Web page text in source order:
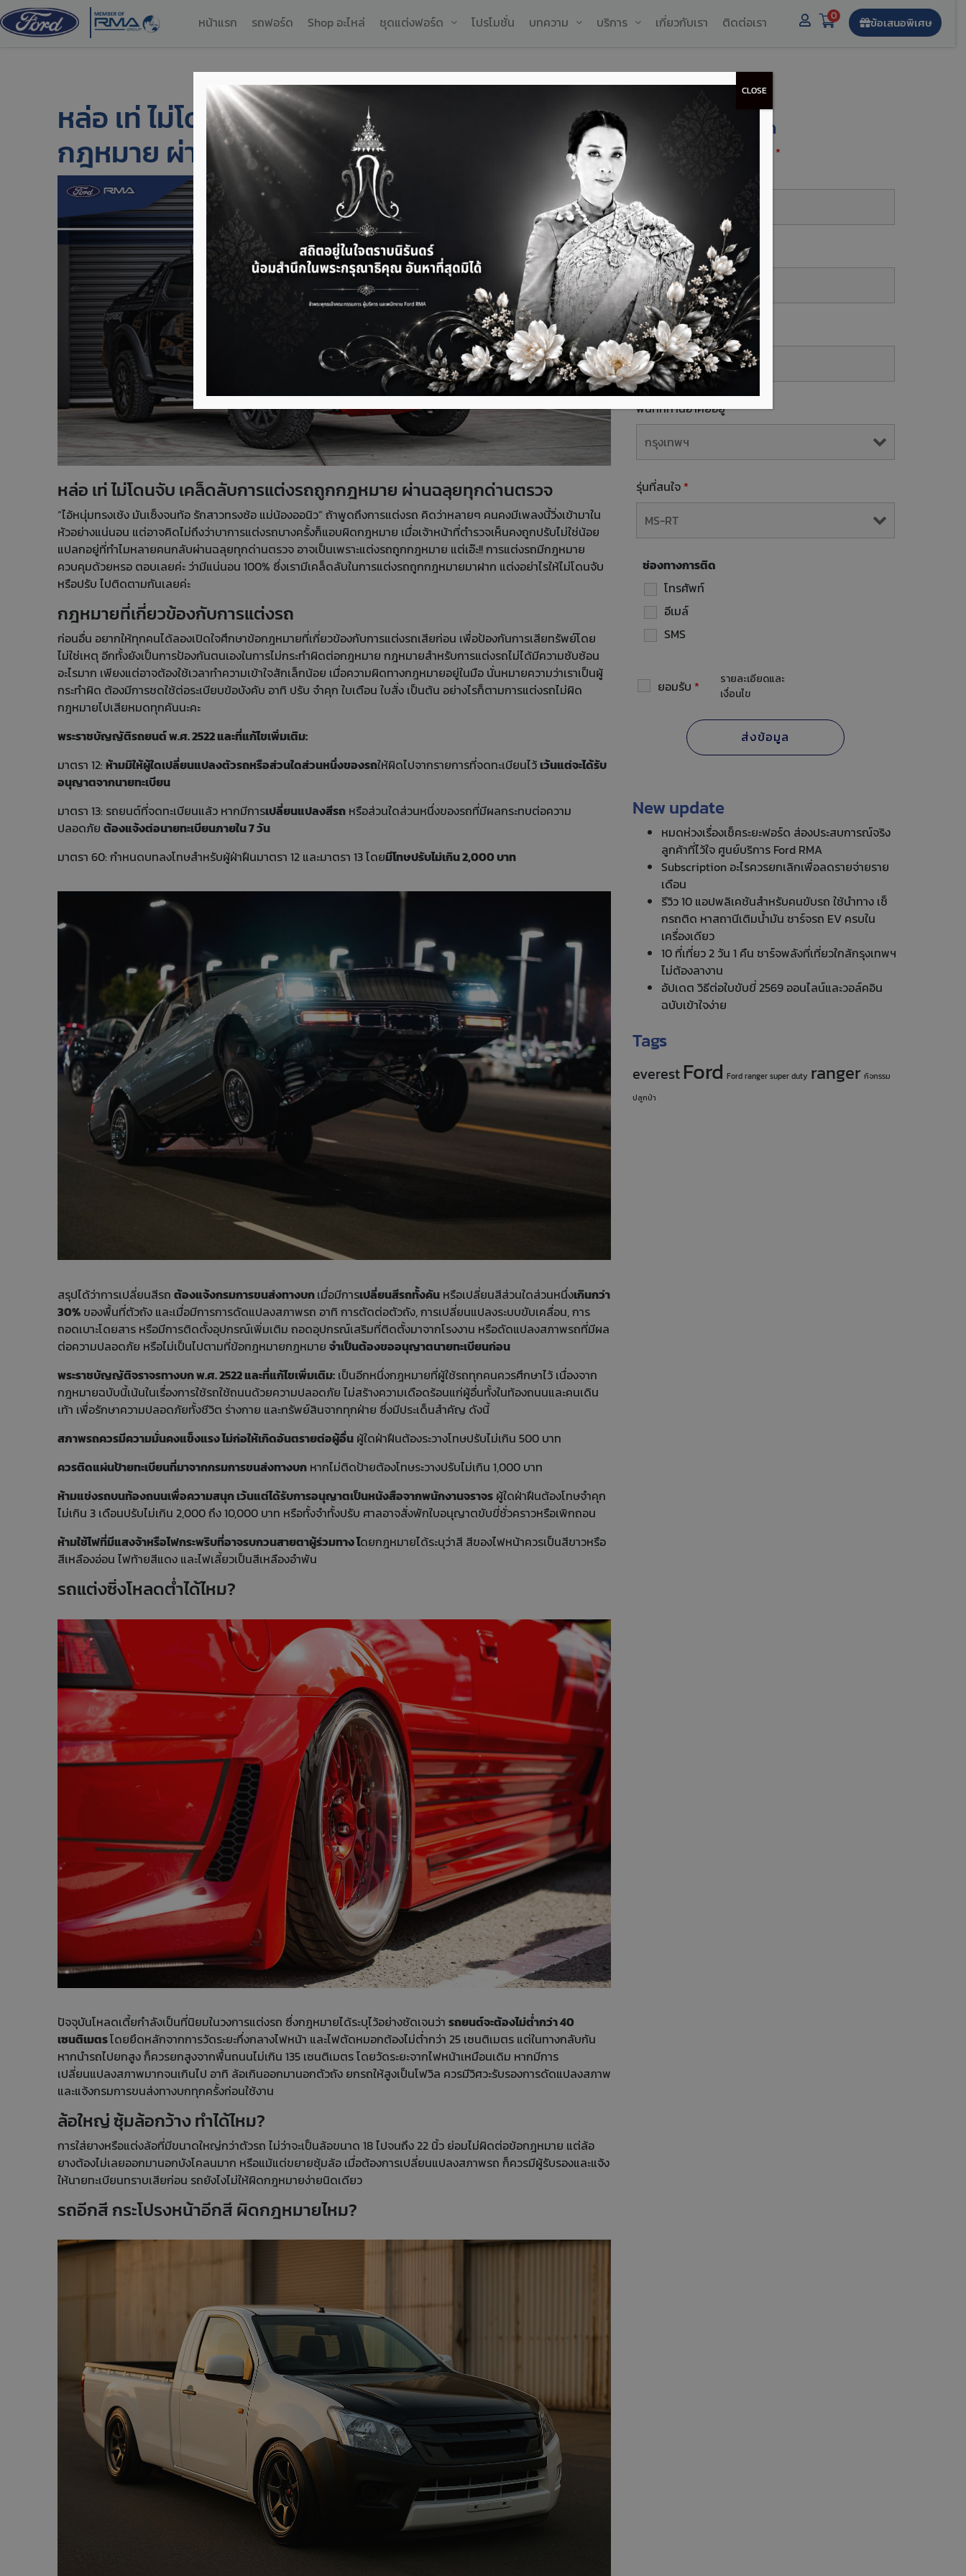
หน้าแรก รถฟอร์ด Shop อะไหล่ ชุดแต่งฟอร์ด โปรโมชั่น บทความ บริการ เกี่ยวกับเรา ติดต่อเรา 0 ข้อเสนอพิเศษ
หล่อ เท่ ไม่โดนจับ เคล็ดลับการแต่งรถถูก
กฎหมาย ผ่านฉลุยทุกด่านตรวจ
หล่อ เท่ ไม่โดนจับ เคล็ดลับการแต่งรถถูกกฎหมาย ผ่านฉลุยทุกด่านตรวจ
“ไอ้หนุ่มทรงเช้ง มันเซ็งจนท้อ รักสาวทรงซ้อ แม่น้องออนิว” ถ้าพูดถึงการแต่งรถ คิดว่าหลายๆ คนคงมีเพลงนี้วิ่งเข้ามาใน
หัวอย่างแน่นอน แต่อาจคิดไม่ถึงว่าบาการแต่งรถบางครั้งก็แอบผิดกฎหมาย เมื่อเจ้าหน้าที่ตำรวจเห็นคงถูกปรับไม่ใช่น้อย
แปลกอยู่ที่ทำไมหลายคนกลับผ่านฉลุยทุกด่านตรวจ อาจเป็นเพราะแต่งรถถูกกฎหมาย แต่เอ๊ะ!! การแต่งรถมีกฎหมาย
ควบคุมด้วยหรอ ตอบเลยค่ะ ว่ามีแน่นอน 100% ซึ่งเรามีเคล็ดลับในการแต่งรถถูกกฎหมายมาฝาก แต่งอย่าไรให้ไม่โดนจับ
หรือปรับ ไปติดตามกันเลยค่ะ
กฎหมายที่เกี่ยวข้องกับการแต่งรถ
ก่อนอื่น อยากให้ทุกคนได้ลองเปิดใจศึกษาข้อกฎหมายที่เกี่ยวข้องกับการแต่งรถเสียก่อน เพื่อป้องกันการเสียทรัพย์โดย
ไม่ใช่เหตุ อีกทั้งยังเป็นการป้องกันตนเองในการไม่กระทำผิดต่อกฎหมาย กฎหมายสำหรับการแต่งรถไม่ได้มีความซับซ้อน
อะไรมาก เพียงแต่อาจต้องใช้เวลาทำความเข้าใจสักเล็กน้อย เมื่อความผิดทางกฎหมายอยู่ในมือ นั่นหมายความว่าเราเป็นผู้
กระทำผิด ต้องมีการชดใช้ต่อระเบียบข้อบังคับ อาทิ ปรับ จำคุก ใบเตือน ใบสั่ง เป็นต้น อย่างไรก็ตามการแต่งรถไม่ผิด
กฎหมายไปเสียหมดทุกคันนะคะ
พระราชบัญญัติรถยนต์ พ.ศ. 2522 และที่แก้ไขเพิ่มเติม:
มาตรา 12: ห้ามมิให้ผู้ใดเปลี่ยนแปลงตัวรถหรือส่วนใดส่วนหนึ่งของรถให้ผิดไปจากรายการที่จดทะเบียนไว้เว้นแต่จะได้รับ
อนุญาตจากนายทะเบียน
มาตรา 13: รถยนต์ที่จดทะเบียนแล้ว หากมีการเปลี่ยนแปลงสีรถหรือส่วนใดส่วนหนึ่งของรถที่มีผลกระทบต่อความ
ปลอดภัย ต้องแจ้งต่อนายทะเบียนภายใน 7 วัน
มาตรา 60: กำหนดบทลงโทษสำหรับผู้ฝ่าฝืนมาตรา 12 และมาตรา 13 โดยมีโทษปรับไม่เกิน 2,000 บาท
สรุปได้ว่าการเปลี่ยนสีรถ ต้องแจ้งกรมการขนส่งทางบกเมื่อมีการเปลี่ยนสีรถทั้งคันหรือเปลี่ยนสีส่วนใดส่วนหนึ่งเกินกว่า
30%ของพื้นที่ตัวถัง และเมื่อมีการการดัดแปลงสภาพรถ อาทิ การตัดต่อตัวถัง, การเปลี่ยนแปลงระบบขับเคลื่อน, การ
ถอดเบาะโดยสาร หรือมีการติดตั้งอุปกรณ์เพิ่มเติม ถอดอุปกรณ์เสริมที่ติดตั้งมาจากโรงงาน หรือดัดแปลงสภาพรถที่มีผล
ต่อความปลอดภัย หรือไม่เป็นไปตามที่ข้อกฎหมายกฎหมาย จำเป็นต้องขออนุญาตนายทะเบียนก่อน
พระราชบัญญัติจราจรทางบก พ.ศ. 2522 และที่แก้ไขเพิ่มเติม:เป็นอีกหนึ่งกฎหมายที่ผู้ใช้รถทุกคนควรศึกษาไว้ เนื่องจาก
กฎหมายฉบับนี้เน้นในเรื่องการใช้รถใช้ถนนด้วยความปลอดภัย ไม่สร้างความเดือดร้อนแก่ผู้อื่นทั้งในท้องถนนและคนเดิน
เท้า เพื่อรักษาความปลอดภัยทั้งชีวิต ร่างกาย และทรัพย์สินจากทุกฝ่าย ซึ่งมีประเด็นสำคัญ ดังนี้
สภาพรถควรมีความมั่นคงแข็งแรง ไม่ก่อให้เกิดอันตรายต่อผู้อื่นผู้ใดฝ่าฝืนต้องระวางโทษปรับไม่เกิน 500 บาท
ควรติดแผ่นป้ายทะเบียนที่มาจากกรมการขนส่งทางบกหากไม่ติดป้ายต้องโทษระวางปรับไม่เกิน 1,000 บาท
ห้ามแข่งรถบนท้องถนนเพื่อความสนุก เว้นแต่ได้รับการอนุญาตเป็นหนังสือจากพนักงานจราจรผู้ใดฝ่าฝืนต้องโทษจำคุก
ไม่เกิน 3 เดือนปรับไม่เกิน 2,000 ถึง 10,000 บาท หรือทั้งจำทั้งปรับ ศาลอาจสั่งพักใบอนุญาตขับขี่ชั่วคราวหรือเพิกถอน
ห้ามใช้ไฟที่มีแสงจ้าหรือไฟกระพริบที่อาจรบกวนสายตาผู้ร่วมทาง โดยกฎหมายได้ระบุว่าสี สีของไฟหน้าควรเป็นสีขาวหรือ
สีเหลืองอ่อน ไฟท้ายสีแดง และไฟเลี้ยวเป็นสีเหลืองอำพัน
รถแต่งซิ่งโหลดต่ำได้ไหม?
ปัจจุบันโหลดเตี้ยกำลังเป็นที่นิยมในวงการแต่งรถ ซึ่งกฎหมายได้ระบุไว้อย่างชัดเจนว่า รถยนต์จะต้องไม่ต่ำกว่า 40
เซนติเมตรโดยยึดหลักจากการวัดระยะกึ่งกลางไฟหน้า และไฟตัดหมอกต้องไม่ต่ำกว่า 25 เซนติเมตร แต่ในทางกลับกัน
หากนำรถไปยกสูง ก็ควรยกสูงจากพื้นถนนไม่เกิน 135 เซนติเมตร โดยวัดระยะจากไฟหน้าเหมือนเดิม หากมีการ
เปลี่ยนแปลงสภาพมากจนเกินไป อาทิ ล้อเกินออกมานอกตัวถัง ยกรถให้สูงเป็นโฟวิล ควรมีวิศวะรับรองการดัดแปลงสภาพ
และแจ้งกรมการขนส่งทางบกทุกครั้งก่อนใช้งาน
ล้อใหญ่ ซุ้มล้อกว้าง ทำได้ไหม?
การใส่ยางหรือแต่งล้อที่มีขนาดใหญ่กว่าตัวรถ ไม่ว่าจะเป็นล้อขนาด 18 ไปจนถึง 22 นิ้ว ย่อมไม่ผิดต่อข้อกฎหมาย แต่ล้อ
ยางต้องไม่เลยออกมานอกบังโคลนมาก หรือแม้แต่ขยายซุ้มล้อ เมื่อต้องการเปลี่ยนแปลงสภาพรถ ก็ควรมีผู้รับรองและแจ้ง
ให้นายทะเบียนทราบเสียก่อน รถยังไงไม่ให้ผิดกฎหมายง่ายนิดเดียว
รถอีกสี กระโปรงหน้าอีกสี ผิดกฎหมายไหม?
ลงทะเบียนรับส่วนลด
ต้องกรอกฟิลด์ที่มีเครื่องหมาย *
เบอร์โทร*
Email
พื้นที่ที่ท่านอาศัยอยู่*
รุ่นที่สนใจ *
ช่องทางการติด
โทรศัพท์
อีเมล์
SMS
ยอมรับ *
รายละเอียดและ
เงื่อนไข
New update
หมดห่วงเรื่องเช็คระยะฟอร์ด ส่องประสบการณ์จริง
ลูกค้าที่ไว้ใจ ศูนย์บริการ Ford RMA
Subscription อะไรควรยกเลิกเพื่อลดรายจ่ายราย
เดือน
รีวิว 10 แอปพลิเคชันสำหรับคนขับรถ ใช้นำทาง เช็
กรถติด หาสถานีเติมน้ำมัน ชาร์จรถ EV ครบใน
เครื่องเดียว
10 ที่เที่ยว 2 วัน 1 คืน ชาร์จพลังที่เที่ยวใกล้กรุงเทพฯ
ไม่ต้องลางาน
อัปเดต วิธีต่อใบขับขี่ 2569 ออนไลน์และวอล์คอิน
ฉบับเข้าใจง่าย
Tags
everest Ford Ford ranger super duty ranger กิจกรรม
ปลูกป่า
CLOSE